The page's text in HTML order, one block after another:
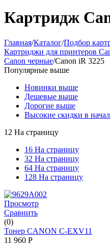
Картридж
Главная/Каталог/Подбор
Картриджи для принтеров
Сanon черные/Canon iR 3225
Популярные выше
Новинки выше
Дешевые выше
Дорогие выше
Высокие скидки в
12 На страницу
16 На страницу
32 На страницу
64 На страницу
128 На страницу
Просмотр
Сравнить
(0)
Тонер CANON C-EXV11
11 960 Р